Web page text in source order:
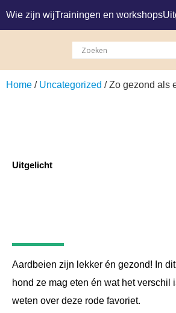
Wie zijn wijTrainingen en workshops
Home / Uncategorized / Zo gezond als
Uitgelicht
Aardbeien zijn lekker én gezond! In
hond ze mag eten én wat het
weten over deze rode favoriet.